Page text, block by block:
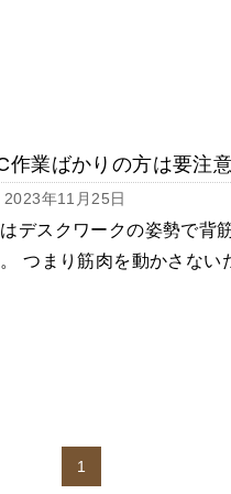
作業ばかりの方は要注意
2023年11月25日
デスクワークの姿勢で背
つまり筋肉を動かさな
1